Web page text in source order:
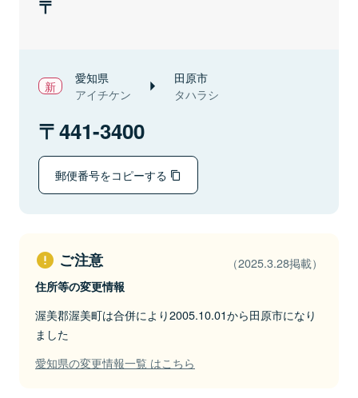
愛知県
アイチケン
田原市
タハラシ
441-3400
郵便番号をコピーする
ご注意 （2025.3.28掲載）
住所等の変更情報
渥美郡渥美町は合併により2005.10.01から田原市になり
ました
愛知県の変更情報一覧 はこちら